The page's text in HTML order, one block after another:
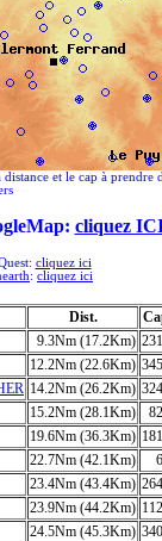
et le cap à prendre
cliquez
cliquez ici
: cliquez ici
Dist.
9.3Nm (17.2Km)
12.2Nm (22.6Km)
14.2Nm (26.2Km)
15.2Nm (28.1Km)
19.6Nm (36.3Km)
22.7Nm (42.1Km)
23.4Nm (43.4Km)
23.9Nm (44.2Km)
24.5Nm (45.3Km)